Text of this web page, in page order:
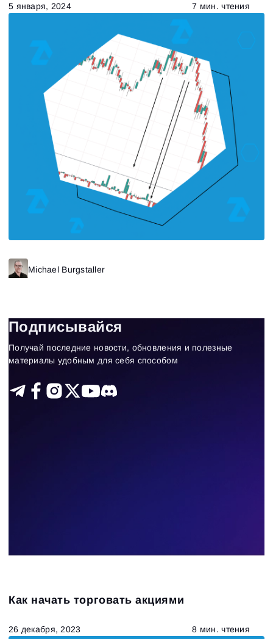
5 января, 2024 7 мин. чтения
Michael Burgstaller
Как начать торговать акциями
26 декабря, 2023 8 мин. чтения
Подписывайся
Получай последние новости, обновления и полезные
материалы удобным для себя способом